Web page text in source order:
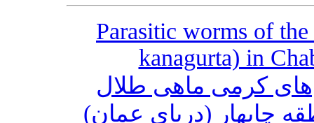
Parasitic worms of
kanagurta) in
کرمی ماهی طلال